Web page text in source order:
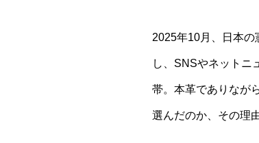
2025年10月、日本
し、SNSやネットニ
帯。本革でありなが
選んだのか、その理